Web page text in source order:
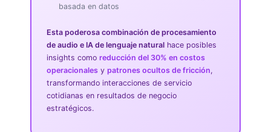
basada en datos
Esta poderosa combinación de procesamiento
de audio e IA de lenguaje natural hace posibles
insights como reducción del 30% en costos
operacionales y patrones ocultos de fricción,
transformando interacciones de servicio
cotidianas en resultados de negocio
estratégicos.